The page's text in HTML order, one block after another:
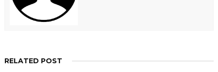
RELATED POST